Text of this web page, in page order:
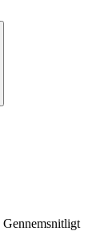
Gennemsnitligt